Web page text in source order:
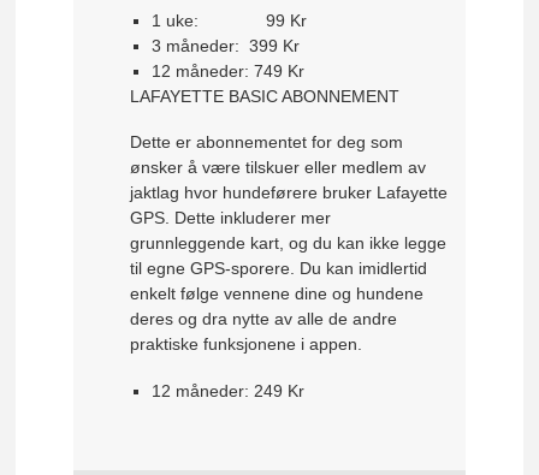
1 uke:
99 Kr
3 måneder: 399 Kr
12 måneder: 749 Kr
LAFAYETTE BASIC ABONNEMENT
Dette er abonnementet for deg som
ønsker å være tilskuer eller medlem av
jaktlag hvor hundeførere bruker Lafayette
GPS. Dette inkluderer mer
grunnleggende kart, og du kan ikke legge
til egne GPS-sporere. Du kan imidlertid
enkelt følge vennene dine og hundene
deres og dra nytte av alle de andre
praktiske funksjonene i appen.
12 måneder: 249 Kr